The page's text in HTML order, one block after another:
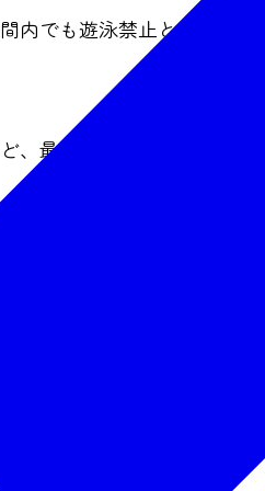
内でも遊泳禁止となる場合
、最新情報は をご
区荒浜）